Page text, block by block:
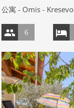
公寓 - Omis - Kresevo
6